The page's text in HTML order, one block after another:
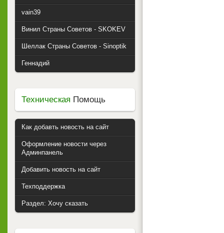
vain39
Винил Страны Советов - SKOKEV
Шеллак Страны Советов - Sinoptik
Геннадий
Техническая Помощь
Как добавть новость на сайт
Оформление новости через
Админпанель
Добавить новость на сайт
Техподдержка
Раздел: Хочу сказать